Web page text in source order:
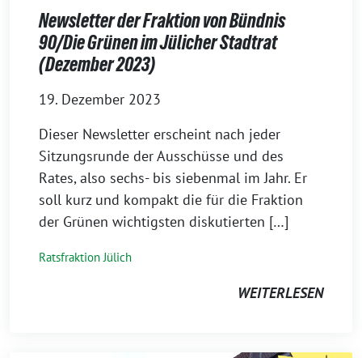
Newsletter der Fraktion von Bündnis
90/Die Grünen im Jülicher Stadtrat
(Dezember 2023)
19. Dezember 2023
Dieser Newsletter erscheint nach jeder
Sitzungsrunde der Ausschüsse und des
Rates, also sechs- bis siebenmal im Jahr. Er
soll kurz und kompakt die für die Fraktion
der Grünen wichtigsten diskutierten […]
Ratsfraktion Jülich
WEITERLESEN